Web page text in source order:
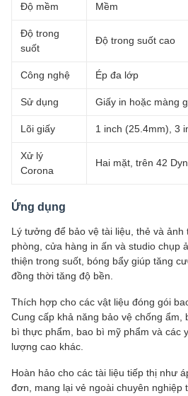
Độ mềm Mềm
Độ trong
suốt
Độ trong suốt cao
Công nghệ Ép đa lớp
Sử dụng Giấy in hoặc màng
Lõi giấy 1 inch (25.4mm), 3
Xử lý
Corona
Hai mặt, trên 42
Ứng dụng
Lý tưởng để bảo vệ tài liệu, thẻ và
phòng, cửa hàng in ấn và studio chụp
thiện trong suốt, bóng bẩy giúp tăng
đồng thời tăng độ bền.
Thích hợp cho các vật liệu đóng gói
Cung cấp khả năng bảo vệ chống ẩm,
bì thực phẩm, bao bì mỹ phẩm và các
lượng cao khác.
Hoàn hảo cho các tài liệu tiếp thị như
đơn, mang lại vẻ ngoài chuyên nghiệp